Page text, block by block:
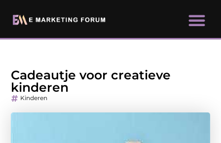
Cadeautje voor creatieve
kinderen
Kinderen